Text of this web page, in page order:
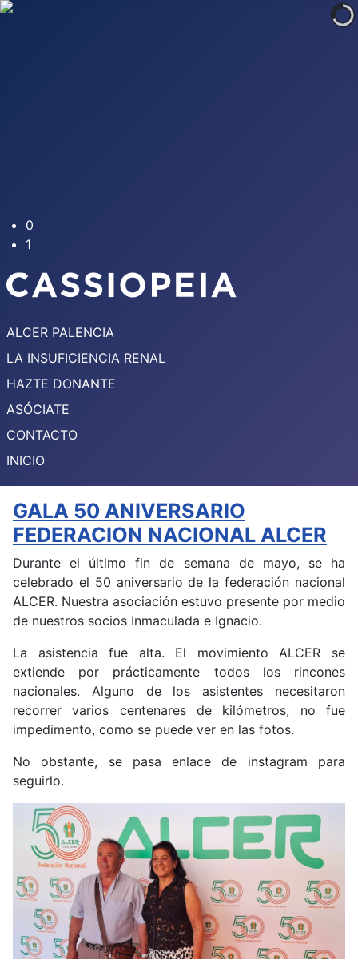
0
1
ALCER PALENCIA
LA INSUFICIENCIA RENAL
HAZTE DONANTE
ASÓCIATE
CONTACTO
INICIO
GALA 50 ANIVERSARIO
FEDERACION NACIONAL ALCER
Durante el último fin de semana de mayo, se ha
celebrado el 50 aniversario de la federación nacional
ALCER. Nuestra asociación estuvo presente por medio
de nuestros socios Inmaculada e Ignacio.
La asistencia fue alta. El movimiento ALCER se
extiende por prácticamente todos los rincones
nacionales. Alguno de los asistentes necesitaron
recorrer varios centenares de kilómetros, no fue
impedimento, como se puede ver en las fotos.
No obstante, se pasa enlace de instagram para
seguirlo.